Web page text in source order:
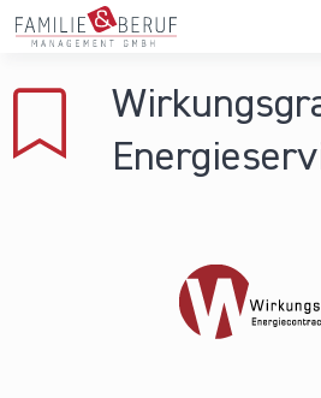
Direkt zum Inhalt
Gemeinden